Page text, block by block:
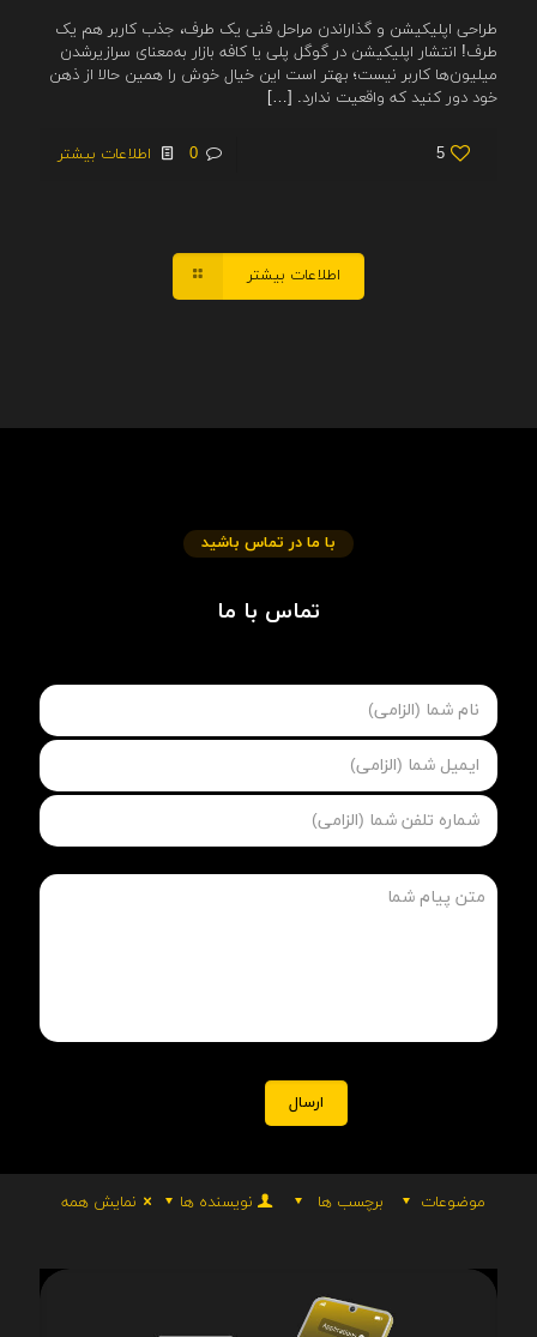
طراحی اپلیکیشن و گذاراندن مراحل فنی یک طرف، جذب کاربر هم یک
طرف! انتشار اپلیکیشن در گوگل پلی یا کافه بازار به‌معنای سرازیرشدن
میلیون‌ها کاربر نیست؛ بهتر است این خیال خوش را همین حالا از ذهن
خود دور کنید که واقعیت ندارد. […]
5
0 اطلاعات بیشتر
اطلاعات بیشتر
با ما در تماس باشید
تماس با ما
موضوعات برچسب ها نویسنده ها نمایش همه